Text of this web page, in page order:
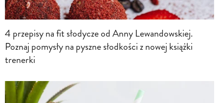
4 przepisy na fit słodycze od Anny Lewandowskiej.
Poznaj pomysły na pyszne słodkości z nowej książki
trenerki